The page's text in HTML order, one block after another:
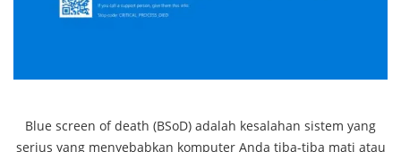
Blue screen of death (BSoD) adalah kesalahan sistem yang
serius yang menyebabkan komputer Anda tiba-tiba mati atau